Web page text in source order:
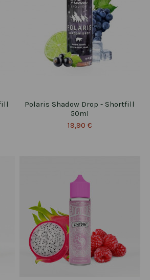
Polaris Shadow Drop - Shortfill
50ml
19,90 €